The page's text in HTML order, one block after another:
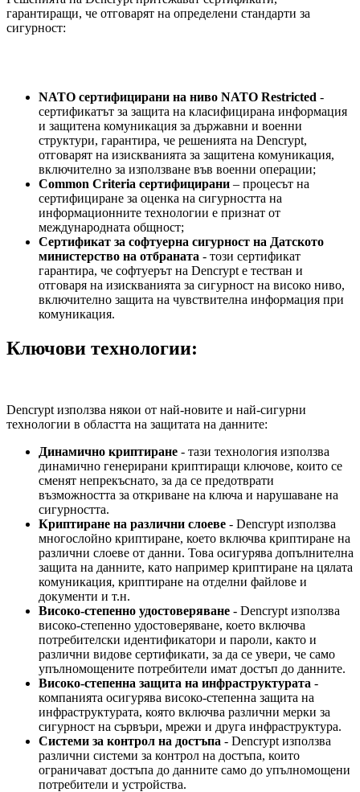
гарантиращи, че отговарят на определени стандарти за
сигурност:
NATO сертифицирани на ниво NATO Restricted -
сертификатът за защита на класифицирана информация
и защитена комуникация за държавни и военни
структури, гарантира, че решенията на Dencrypt,
отговарят на изискванията за защитена комуникация,
включително за използване във военни операции;
Common Criteria сертифицирани – процесът на
сертифициране за оценка на сигурността на
информационните технологии е признат от
международната общност;
Сертификат за софтуерна сигурност на Датското
министерство на отбраната - този сертификат
гарантира, че софтуерът на Dencrypt е тестван и
отговаря на изискванията за сигурност на високо ниво,
включително защита на чувствителна информация при
комуникация.
Ключови технологии:
Dencrypt използва някои от най-новите и най-сигурни
технологии в областта на защитата на данните:
Динамично криптиране - тази технология използва
динамично генерирани криптиращи ключове, които се
сменят непрекъснато, за да се предотврати
възможността за откриване на ключа и нарушаване на
сигурността.
Криптиране на различни слоеве - Dencrypt използва
многослойно криптиране, което включва криптиране на
различни слоеве от данни. Това осигурява допълнителна
защита на данните, като например криптиране на цялата
комуникация, криптиране на отделни файлове и
документи и т.н.
Високо-степенно удостоверяване - Dencrypt използва
високо-степенно удостоверяване, което включва
потребителски идентификатори и пароли, както и
различни видове сертификати, за да се увери, че само
упълномощените потребители имат достъп до данните.
Високо-степенна защита на инфраструктурата -
компанията осигурява високо-степенна защита на
инфраструктурата, която включва различни мерки за
сигурност на сървъри, мрежи и друга инфраструктура.
Системи за контрол на достъпа - Dencrypt използва
различни системи за контрол на достъпа, които
ограничават достъпа до данните само до упълномощени
потребители и устройства.